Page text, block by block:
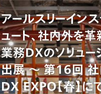
アールスリーイン
ュート、社内外を
業務DXのソリュー
出展 ～ 第16回
DX EXPO【春】に